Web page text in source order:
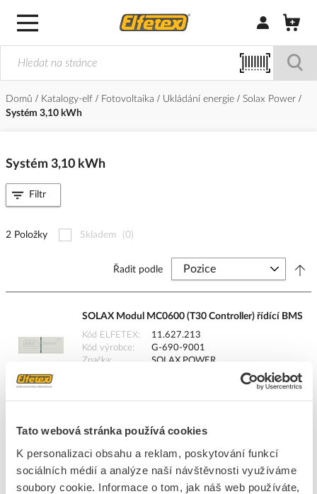
Tato webová stránka používá cookies
K personalizaci obsahu a reklam, poskytování funkcí
sociálních médií a analýze naší návštěvnosti využíváme
soubory cookie. Informace o tom, jak náš web používáte,
Přihlásit/
Domů Katalogy-elf Fotovoltaika Ukládání energie
Solax Power
Systém 3,10 kWh
Systém 3,10 kWh
2 Položky Skladem (0)
Řadit podle
SOLAX Modul MC0600 (T30 Controller) řídící BMS
Kód ELFETEX
11.627.213
Kód výrobce
G-690-9001
Značka
SOLAX POWER
16 561,98 Kč/ks
Přidat k porovnání
Filtr